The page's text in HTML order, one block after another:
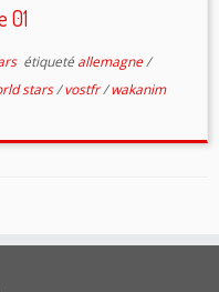
01
étiqueté allemagne/
stars/vostfr/wakanim